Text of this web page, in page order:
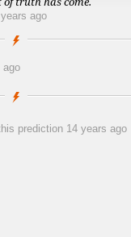
ago
ago
prediction 14 years ago